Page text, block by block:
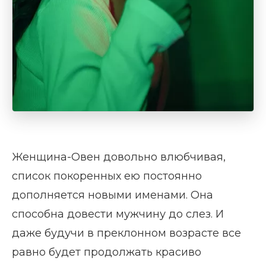
Женщина-Овен довольно влюбчивая,
список покоренных ею постоянно
дополняется новыми именами. Она
способна довести мужчину до слез. И
даже будучи в преклонном возрасте все
равно будет продолжать красиво